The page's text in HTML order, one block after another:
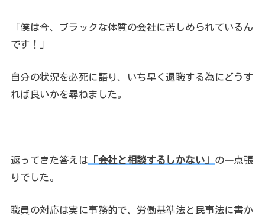
「僕は今、ブラックな体質の会社に苦しめられているん
です！」
自分の状況を必死に語り、いち早く退職する為にどうす
れば良いかを尋ねました。
返ってきた答えは 「会社と相談するしかない」 の一点張
りでした。
職員の対応は実に事務的で、労働基準法と民事法に書か